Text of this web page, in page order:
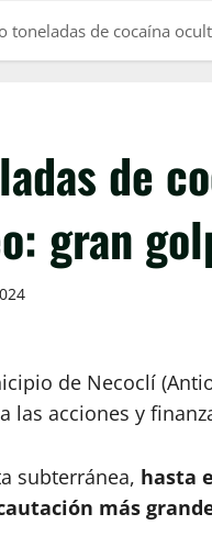
toneladas de cocaína
de
gran
de Necoclí
las acciones y
subterránea, hasta
más